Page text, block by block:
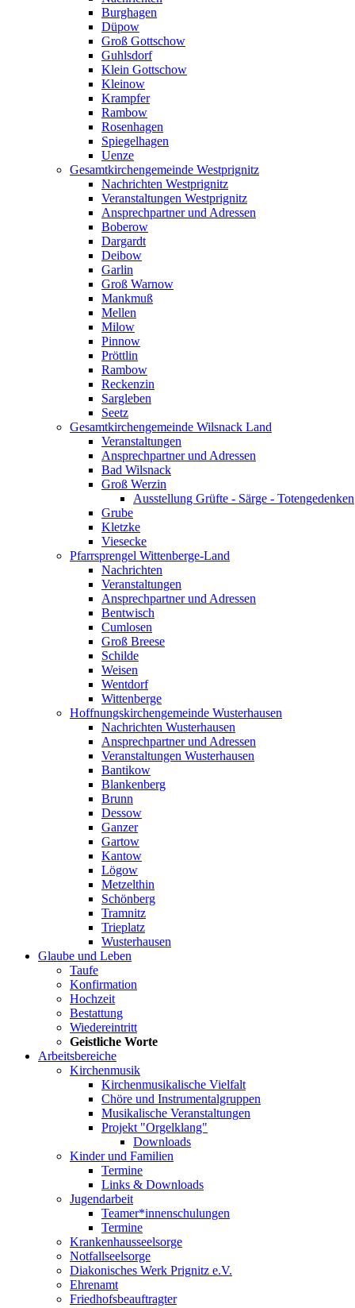
Burghagen
Düpow
Groß Gottschow
Guhlsdorf
Klein Gottschow
Kleinow
Krampfer
Rambow
Rosenhagen
Spiegelhagen
Uenze
Gesamtkirchengemeinde Westprignitz
Nachrichten Westprignitz
Veranstaltungen Westprignitz
Ansprechpartner und Adressen
Boberow
Dargardt
Deibow
Garlin
Groß Warnow
Mankmuß
Mellen
Milow
Pinnow
Pröttlin
Rambow
Reckenzin
Sargleben
Seetz
Gesamtkirchengemeinde Wilsnack Land
Veranstaltungen
Ansprechpartner und Adressen
Bad Wilsnack
Groß Werzin
Ausstellung Grüfte - Särge - Totengedenken
Grube
Kletzke
Viesecke
Pfarrsprengel Wittenberge-Land
Nachrichten
Veranstaltungen
Ansprechpartner und Adressen
Bentwisch
Cumlosen
Groß Breese
Schilde
Weisen
Wentdorf
Wittenberge
Hoffnungskirchengemeinde Wusterhausen
Nachrichten Wusterhausen
Ansprechpartner und Adressen
Veranstaltungen Wusterhausen
Bantikow
Blankenberg
Brunn
Dessow
Ganzer
Gartow
Kantow
Lögow
Metzelthin
Schönberg
Tramnitz
Trieplatz
Wusterhausen
Glaube und Leben
Taufe
Konfirmation
Hochzeit
Bestattung
Wiedereintritt
Geistliche Worte
Arbeitsbereiche
Kirchenmusik
Kirchenmusikalische Vielfalt
Chöre und Instrumentalgruppen
Musikalische Veranstaltungen
Projekt "Orgelklang"
Downloads
Kinder und Familien
Termine
Links & Downloads
Jugendarbeit
Teamer*innenschulungen
Termine
Krankenhausseelsorge
Notfallseelsorge
Diakonisches Werk Prignitz e.V.
Ehrenamt
Friedhofsbeauftragter